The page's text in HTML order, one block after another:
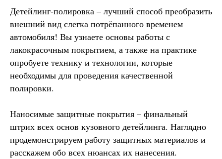
Детейлинг-полировка – лучший способ преобразить
внешний вид слегка потрёпанного временем
автомобиля! Вы узнаете основы работы с
лакокрасочным покрытием, а также на практике
опробуете технику и технологии, которые
необходимы для проведения качественной
полировки.
Наносимые защитные покрытия – финальный
штрих всех основ кузовного детейлинга. Наглядно
продемонстрируем работу защитных материалов и
расскажем обо всех нюансах их нанесения.